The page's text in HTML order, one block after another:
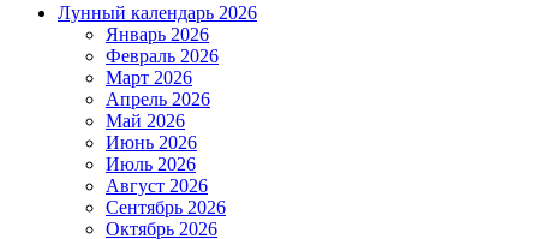
Лунный календарь 2026
Январь 2026
Февраль 2026
Март 2026
Апрель 2026
Май 2026
Июнь 2026
Июль 2026
Август 2026
Сентябрь 2026
Октябрь 2026